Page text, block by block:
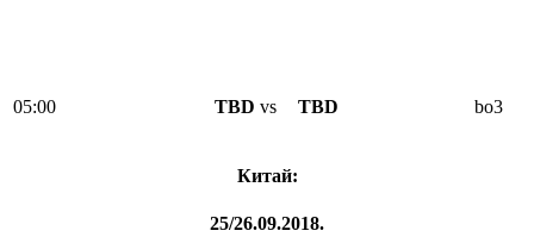
05:00 TBD vs TBD bo3
Китай:
25/26.09.2018.